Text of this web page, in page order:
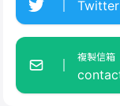
Twitter
複製信箱